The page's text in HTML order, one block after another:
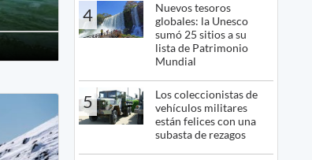
4
Nuevos tesoros
globales: la Unesco
sumó 25 sitios a su
lista de Patrimonio
Mundial
5
Los coleccionistas de
vehículos militares
están felices con una
subasta de rezagos